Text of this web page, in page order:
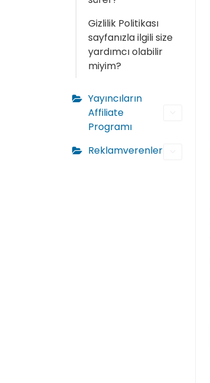
Gizlilik Politikası
sayfanızla ilgili size
yardımcı olabilir
miyim?
Yayıncıların
Affiliate
Programı
Reklamverenler